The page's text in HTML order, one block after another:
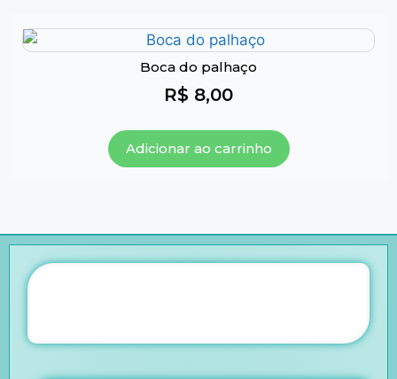
Boca do palhaço
R$ 8,00
Adicionar ao carrinho